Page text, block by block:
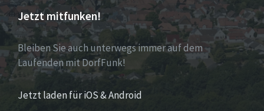
Jetzt mitfunken!
Bleiben Sie auch unterwegs immer auf dem
Laufenden mit DorfFunk!
Jetzt laden für iOS & Android